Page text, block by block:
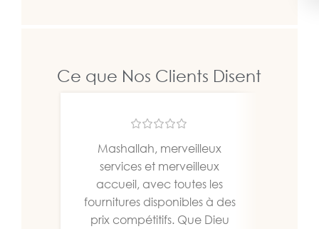
Ce que Nos Clients Disent
Mashallah, merveilleux
services et merveilleux
accueil, avec toutes les
fournitures disponibles à des
prix compétitifs. Que Dieu